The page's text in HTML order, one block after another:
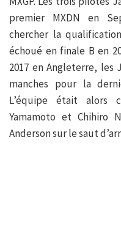
premier MXDN en
chercher la
échoué en finale B en
2017 en Angleterre, les
manches pour la
L’équipe était alors
Yamamoto et Chihiro
Anderson sur le saut